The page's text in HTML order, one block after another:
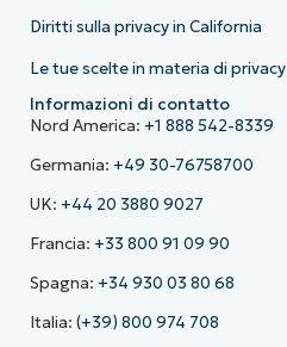
Diritti sulla privacy in California
Le tue scelte in materia di privacy
Informazioni di contatto
Nord America: +1 888 542-8339
Germania: +49 30-76758700
UK: +44 20 3880 9027
Francia: +33 800 91 09 90
Spagna: +34 930 03 80 68
Italia: (+39) 800 974 708